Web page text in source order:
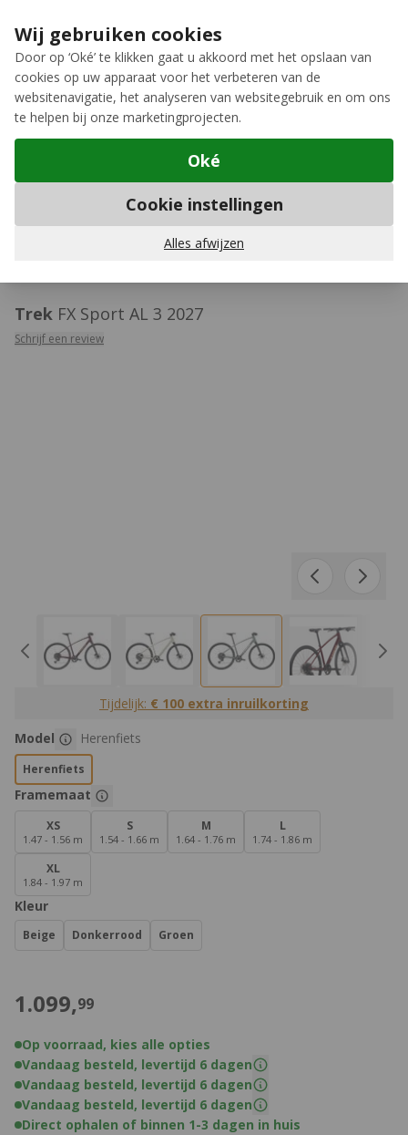
Wij gebruiken cookies
Door op ‘Oké’ te klikken gaat u akkoord met het opslaan van
cookies op uw apparaat voor het verbeteren van de
websitenavigatie, het analyseren van websitegebruik en om ons
te helpen bij onze marketingprojecten.
Oké
Cookie instellingen
Alles afwijzen
Meer keuze, meer plezier
12GO Biking
Fitness hybride fietsen
SyntaxError: Unexpected token < in JSON at
Tijdelijk: € 100 extra inruilkorting
Product Opties:
Model Herenfiets
Herenfiets
Framemaat
XS
1.47 - 1.56 m
S
1.54 - 1.66 m
M
1.64 - 1.76 m
L
1.74 - 1.86 m
XL
1.84 - 1.97 m
Kleur
Beige Donkerrood Groen
€
1.099,99
Op voorraad, kies alle opties
Vandaag besteld, levertijd 6 dagen
Vandaag besteld, levertijd 6 dagen
Vandaag besteld, levertijd 6 dagen
Direct ophalen of binnen 1-3 dagen in huis
Trek FX Sport AL 3 2027
Schrijf een review